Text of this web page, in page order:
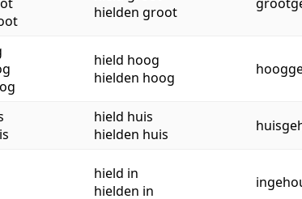
hielden groot
hield hoog
hielden hoog
hield huis
hielden huis
hield in
hielden in